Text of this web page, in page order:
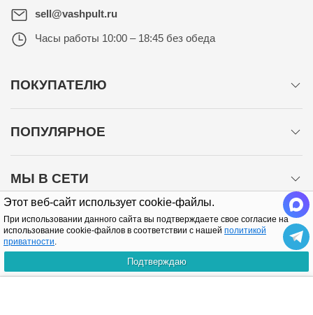
Этот веб-сайт использует cookie-файлы.
При использовании данного сайта вы подтверждаете свое согласие на
использование cookie-файлов в соответствии с нашей политикой
приватности.
Подтверждаю
sell@vashpult.ru
Часы работы 10:00 – 18:45 без обеда
ПОКУПАТЕЛЮ
ПОПУЛЯРНОЕ
МЫ В СЕТИ